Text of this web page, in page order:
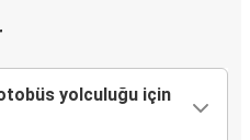
yolculuğu için